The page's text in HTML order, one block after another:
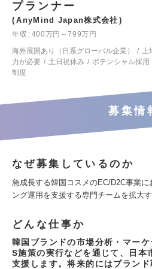
プランナー
AnyMind Japan株式会社
年収
400万円～799万円
海外展開あり（日系グローバル企業）
上
力が必要
土日祝休み ポテンシャル採用
制度
募集情
なぜ募集しているのか
急成長する韓国コスメのEC/D2C事業
ング運用を支援する専門チームを拡大
どんな仕事か
韓国ブランドの市場分析・マー
S施策の実行などを通じて、日本
支援します。将来的にはブラン